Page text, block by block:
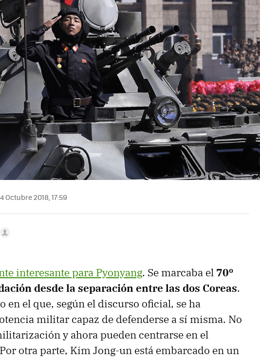
Octubre 2018, 17:59
interesante para Pyonyang. Se marcaba el 70º
desde la separación entre las dos Coreas.
en el que, según el discurso oficial, se ha
militar capaz de defenderse a sí misma. No
y ahora pueden centrarse en el
otra parte, Kim Jong-un está embarcado en un